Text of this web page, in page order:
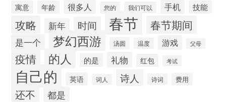
寓意 年龄 很多人 您的 我们可以 手机 技能
攻略 新年 时间 春节 春节期间
是一个 梦幻西游 汤圆 温度 游戏 父母
疫情 的人 的是 礼物 红包 考试
自己的 英语 词人 诗人 诗词 费用
还不 都是